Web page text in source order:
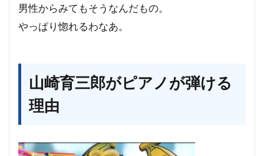
男性からみてもそうなんだもの。
やっぱり惚れるわなあ。
山崎育三郎がピアノが弾ける
理由